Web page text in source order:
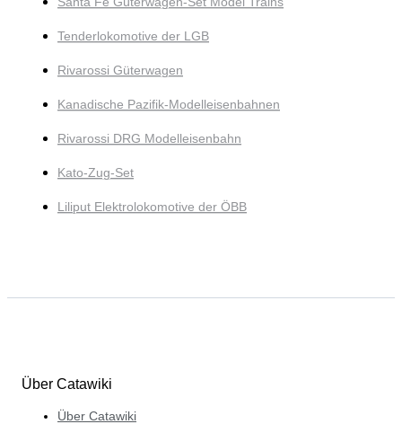
Tenderlokomotive der LGB
Rivarossi Güterwagen
Kanadische Pazifik-Modelleisenbahnen
Rivarossi DRG Modelleisenbahn
Kato-Zug-Set
Liliput Elektrolokomotive der ÖBB
Über Catawiki
Über Catawiki